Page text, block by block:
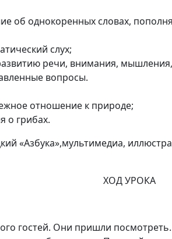
об однокоренных словах,
слух;
речи, внимания,
вопросы.
отношение к природе;
о грибах.
«Азбука»,мультимедиа,
ХОД УРОКА
гостей. Они пришли